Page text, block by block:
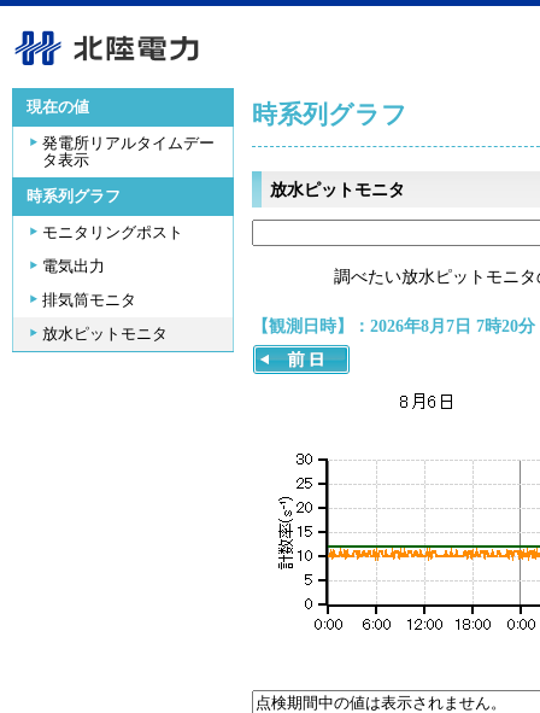
現在の値
発電所リアルタイムデー
タ表示
時系列グラフ
モニタリングポスト
電気出力
排気筒モニタ
放水ピットモニタ
時系列グラフ
放水ピットモニタ
調べたい放水ピットモニ
【観測日時】：2026年8月7日 7時20分